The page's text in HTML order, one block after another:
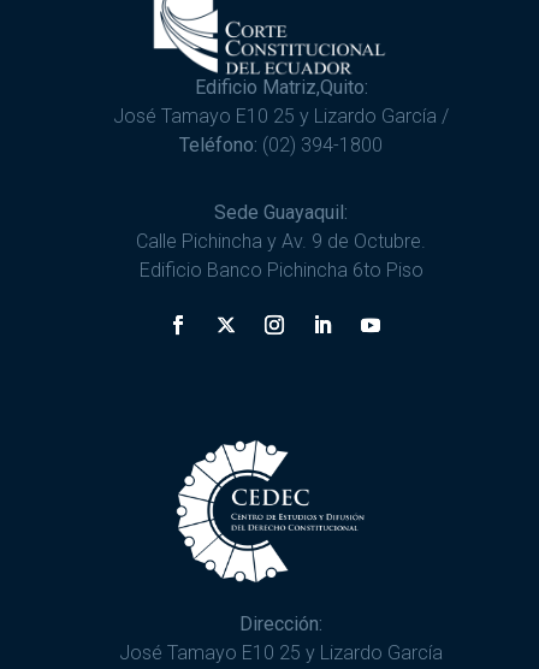
Edificio Matriz,Quito:
José Tamayo E10 25 y Lizardo García /
Teléfono: (02) 394-1800
Sede Guayaquil:
Calle Pichincha y Av. 9 de Octubre.
Edificio Banco Pichincha 6to Piso
Dirección:
José Tamayo E10 25 y Lizardo García